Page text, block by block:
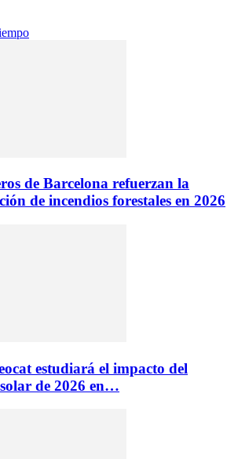
de Barcelona refuerzan la
de incendios forestales en 2026
estudiará el impacto del
solar de 2026 en…